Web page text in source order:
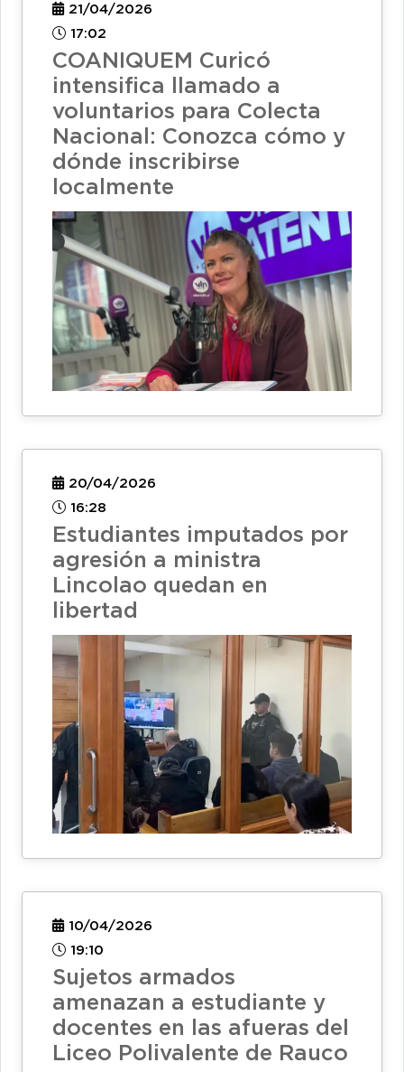
21/04/2026
17:02
COANIQUEM Curicó
intensifica llamado a
voluntarios para Colecta
Nacional: Conozca cómo y
dónde inscribirse
localmente
20/04/2026
16:28
Estudiantes imputados por
agresión a ministra
Lincolao quedan en
libertad
10/04/2026
19:10
Sujetos armados
amenazan a estudiante y
docentes en las afueras del
Liceo Polivalente de Rauco